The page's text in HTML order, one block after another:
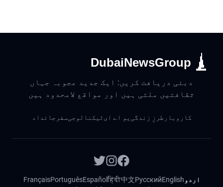
DubaiNewsGroup
دبئی دریافت کریں: ایک جدید عجوبہ جہاں
ثقافتیں ملتی ہیں اور مواقع لامحدود ہیں
کاروبار طرزِ زندگی یو اے ایٹیکنالوجیسفر جائداد
اردو English
Русский
中文
हिंदी
Español
Português
Français